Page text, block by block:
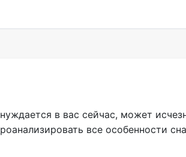
в вас сейчас, может
все особенности